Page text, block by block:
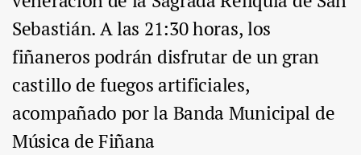
Sebastián. A las 21:30 horas, los
fiñaneros podrán disfrutar de un gran
castillo de fuegos artificiales,
acompañado por la Banda Municipal de
Música de Fiñana